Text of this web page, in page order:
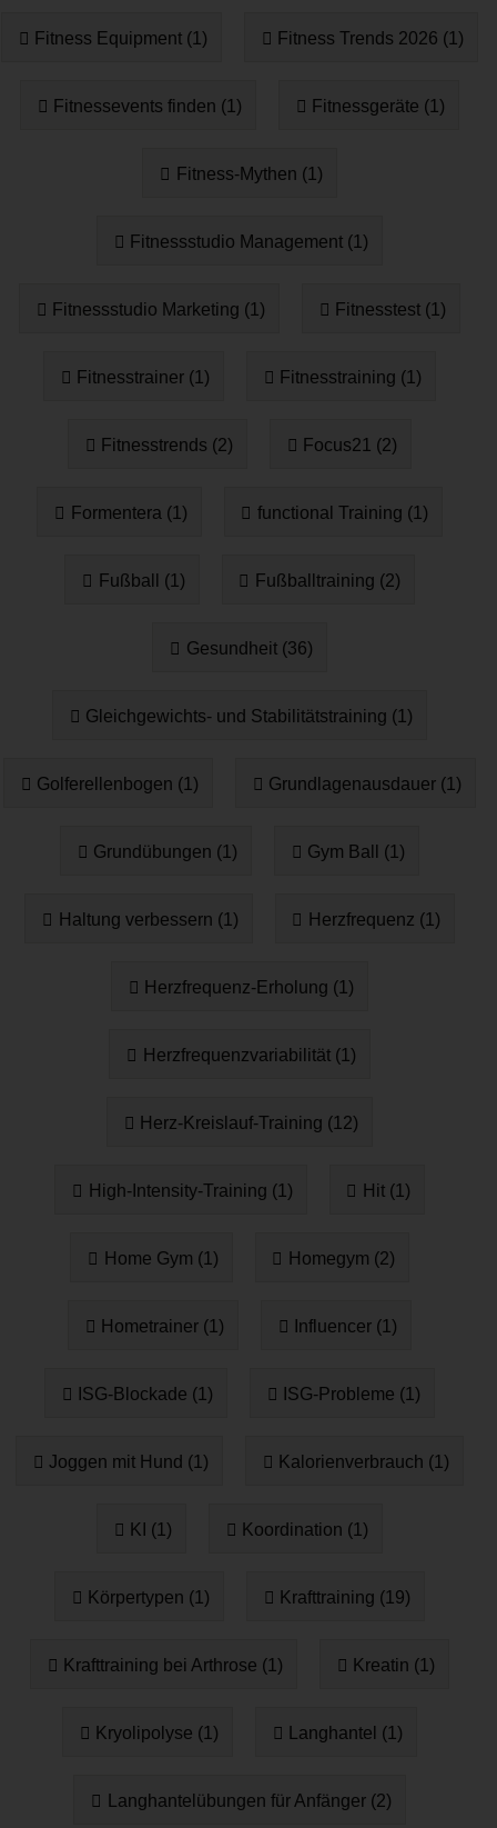
Fitness Equipment (1) Fitness Trends 2026 (1)
Fitnessevents finden (1) Fitnessgeräte (1)
Fitness-Mythen (1)
Fitnessstudio Management (1)
Fitnessstudio Marketing (1) Fitnesstest (1)
Fitnesstrainer (1) Fitnesstraining (1)
Fitnesstrends (2) Focus21 (2)
Formentera (1) functional Training (1)
Fußball (1) Fußballtraining (2)
Gesundheit (36)
Gleichgewichts- und Stabilitätstraining (1)
Golferellenbogen (1) Grundlagenausdauer (1)
Grundübungen (1) Gym Ball (1)
Haltung verbessern (1) Herzfrequenz (1)
Herzfrequenz-Erholung (1)
Herzfrequenzvariabilität (1)
Herz-Kreislauf-Training (12)
High-Intensity-Training (1) Hit (1)
Home Gym (1) Homegym (2)
Hometrainer (1) Influencer (1)
ISG-Blockade (1) ISG-Probleme (1)
Joggen mit Hund (1) Kalorienverbrauch (1)
KI (1) Koordination (1)
Körpertypen (1) Krafttraining (19)
Krafttraining bei Arthrose (1) Kreatin (1)
Kryolipolyse (1) Langhantel (1)
Langhantelübungen für Anfänger (2)